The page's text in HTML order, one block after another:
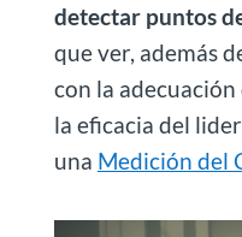
detectar puntos
que ver, además
con la
la eficacia del
una Medición del